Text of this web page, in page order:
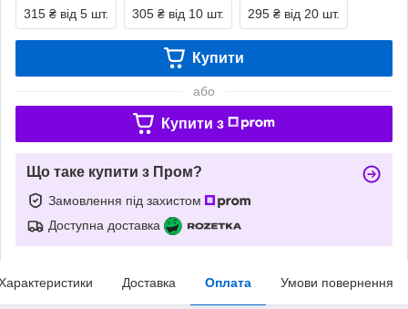
315 ₴ від 5 шт. 305 ₴ від 10 шт. 295 ₴ від 20 шт.
Купити
або
Купити з
Що таке купити з Пром?
Замовлення під захистом
Доступна доставка
Доставка Оплата Умови повернення